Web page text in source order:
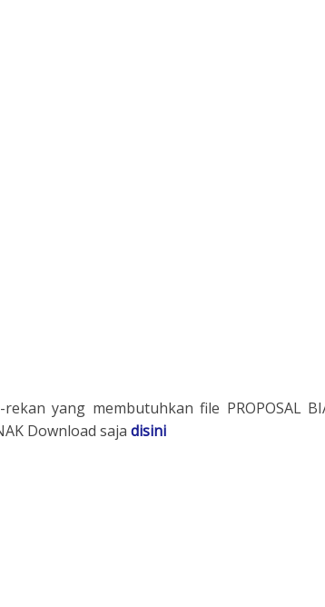
yang membutuhkan file PROPOSAL
Download saja disini